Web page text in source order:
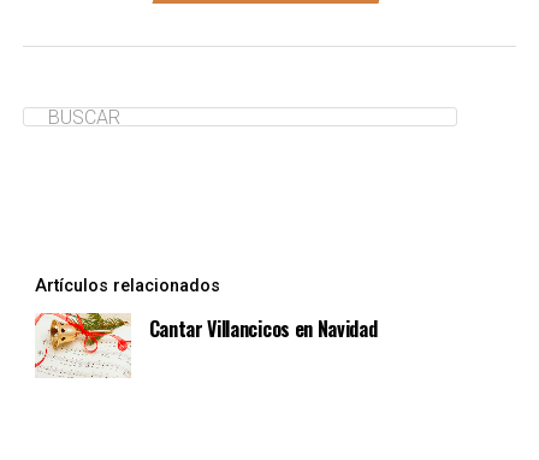
Artículos relacionados
Cantar Villancicos en Navidad